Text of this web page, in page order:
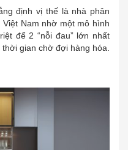
định vị thế là nhà phân
Nam nhờ một mô hình
để 2 “nỗi đau” lớn nhất
gian chờ đợi hàng hóa.